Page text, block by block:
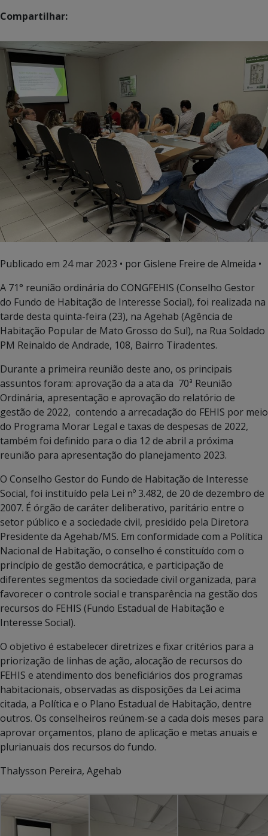
Compartilhar:
Publicado em 24 mar 2023 • por Gislene Freire de Almeida •
A 71° reunião ordinária do CONGFEHIS (Conselho Gestor
do Fundo de Habitação de Interesse Social), foi realizada na
tarde desta quinta-feira (23), na Agehab (Agência de
Habitação Popular de Mato Grosso do Sul), na Rua Soldado
PM Reinaldo de Andrade, 108, Bairro Tiradentes.
Durante a primeira reunião deste ano, os principais
assuntos foram: aprovação da a ata da 70ª Reunião
Ordinária, apresentação e aprovação do relatório de
gestão de 2022, contendo a arrecadação do FEHIS por meio
do Programa Morar Legal e taxas de despesas de 2022,
também foi definido para o dia 12 de abril a próxima
reunião para apresentação do planejamento 2023.
O Conselho Gestor do Fundo de Habitação de Interesse
Social, foi instituído pela Lei nº 3.482, de 20 de dezembro de
2007. É órgão de caráter deliberativo, paritário entre o
setor público e a sociedade civil, presidido pela Diretora
Presidente da Agehab/MS. Em conformidade com a Política
Nacional de Habitação, o conselho é constituído com o
princípio de gestão democrática, e participação de
diferentes segmentos da sociedade civil organizada, para
favorecer o controle social e transparência na gestão dos
recursos do FEHIS (Fundo Estadual de Habitação e
Interesse Social).
O objetivo é estabelecer diretrizes e fixar critérios para a
priorização de linhas de ação, alocação de recursos do
FEHIS e atendimento dos beneficiários dos programas
habitacionais, observadas as disposições da Lei acima
citada, a Política e o Plano Estadual de Habitação, dentre
outros. Os conselheiros reúnem-se a cada dois meses para
aprovar orçamentos, plano de aplicação e metas anuais e
plurianuais dos recursos do fundo.
Thalysson Pereira, Agehab